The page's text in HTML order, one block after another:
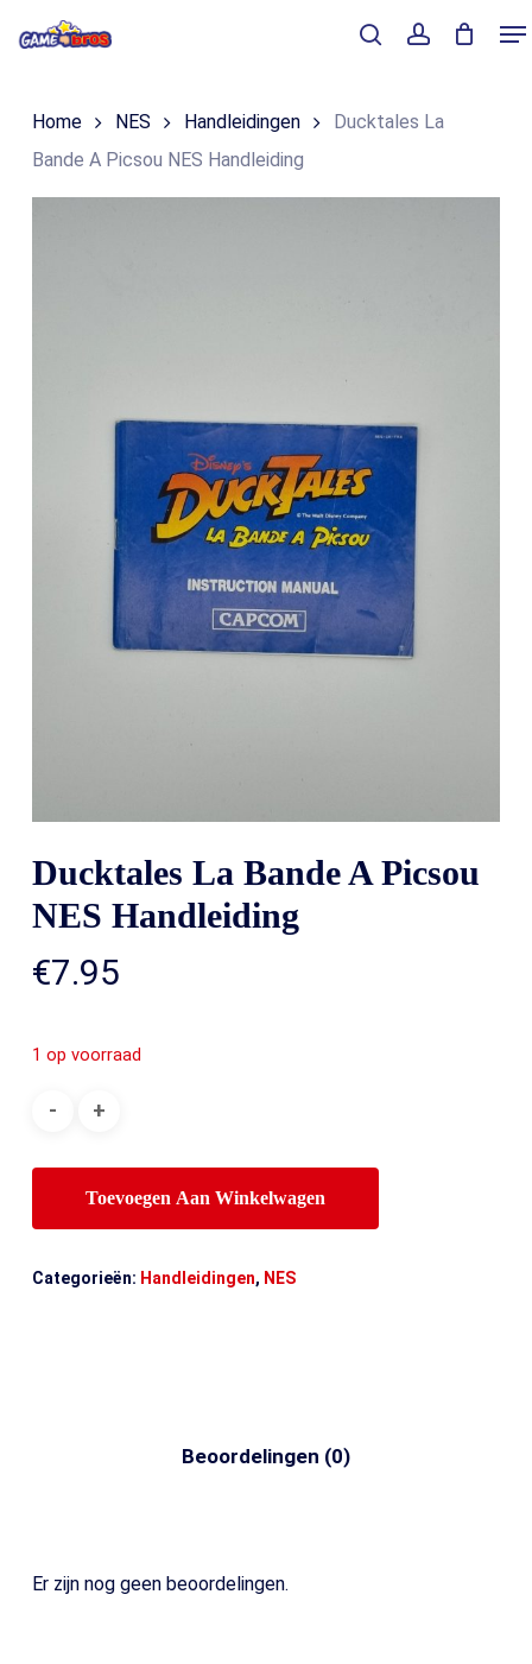
content
Winkelmand
Home NES Handleidingen
Ducktales La
Bande A Picsou NES Handleiding
Ducktales La Bande A Picsou
NES Handleiding
€7.95
1 op voorraad
Toevoegen Aan Winkelwagen
Categorieën: Handleidingen, NES
Beoordelingen (0)
Er zijn nog geen beoordelingen.